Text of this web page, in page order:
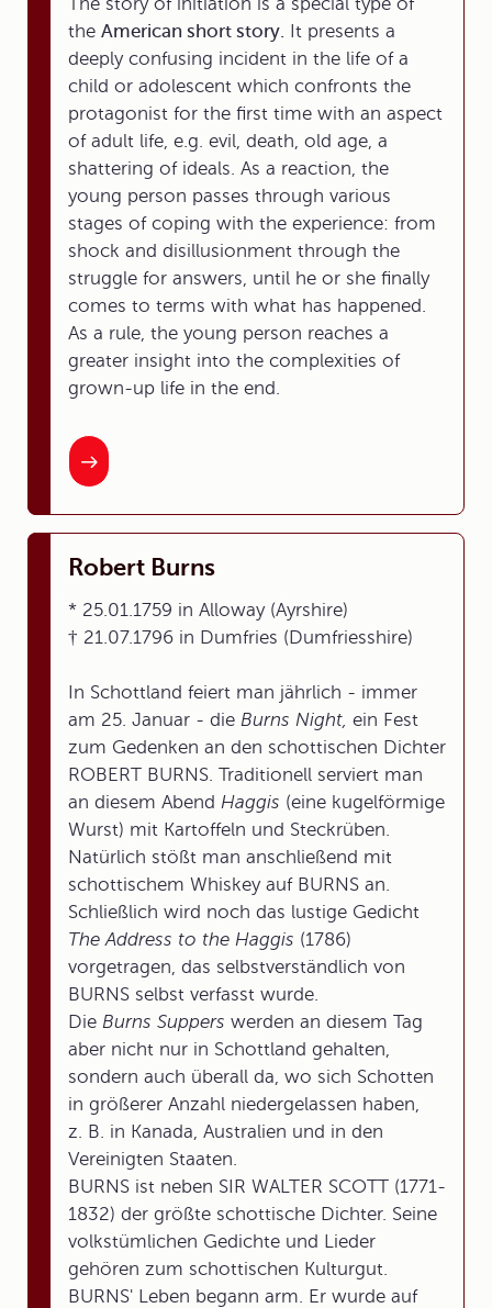
the American short story. It presents a
deeply confusing incident in the life of a
child or adolescent which confronts the
protagonist for the first time with an aspect
of adult life, e.g. evil, death, old age, a
shattering of ideals. As a reaction, the
young person passes through various
stages of coping with the experience: from
shock and disillusionment through the
struggle for answers, until he or she finally
comes to terms with what has happened.
As a rule, the young person reaches a
greater insight into the complexities of
grown-up life in the end.
Robert Burns
* 25.01.1759 in Alloway (Ayrshire)
† 21.07.1796 in Dumfries (Dumfriesshire)
In Schottland feiert man jährlich - immer
am 25. Januar - die Burns Night, ein Fest
zum Gedenken an den schottischen Dichter
ROBERT BURNS. Traditionell serviert man
an diesem Abend Haggis (eine kugelförmige
Wurst) mit Kartoffeln und Steckrüben.
Natürlich stößt man anschließend mit
schottischem Whiskey auf BURNS an.
Schließlich wird noch das lustige Gedicht
The Address to the Haggis (1786)
vorgetragen, das selbstverständlich von
BURNS selbst verfasst wurde.
Die Burns Suppers werden an diesem Tag
aber nicht nur in Schottland gehalten,
sondern auch überall da, wo sich Schotten
in größerer Anzahl niedergelassen haben,
z. B. in Kanada, Australien und in den
Vereinigten Staaten.
BURNS ist neben SIR WALTER SCOTT (1771-
1832) der größte schottische Dichter. Seine
volkstümlichen Gedichte und Lieder
gehören zum schottischen Kulturgut.
BURNS' Leben begann arm. Er wurde auf